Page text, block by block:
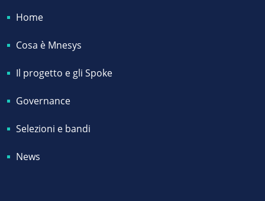
Home
Cosa è Mnesys
Il progetto e gli Spoke
Governance
Selezioni e bandi
News